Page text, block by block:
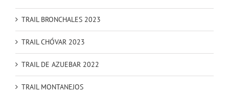
TRAIL BRONCHALES 2023
TRAIL CHÓVAR 2023
TRAIL DE AZUEBAR 2022
TRAIL MONTANEJOS